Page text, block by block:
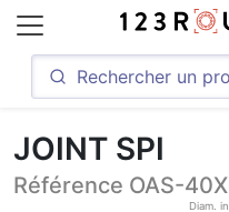
JOINT SPI
Référence OAS-
Diam.